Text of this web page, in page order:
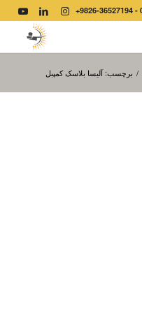
/ برچسب: آلیسا بلاسک کمپبل